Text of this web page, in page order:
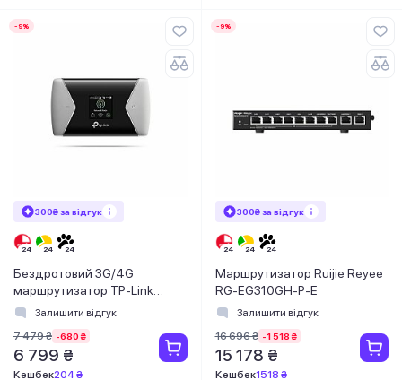
-9%
300₴ за відгук
Бездротовий 3G/4G
маршрутизатор TP-Link
M7450Залишити відгук
7 479 ₴ -680 ₴
6 799 ₴
Кешбек204 ₴
-9%
300₴ за відгук
Маршрутизатор Ruijie Reyee
RG-EG310GH-P-E
Залишити відгук
16 696 ₴ -1 518 ₴
15 178 ₴
Кешбек1518 ₴